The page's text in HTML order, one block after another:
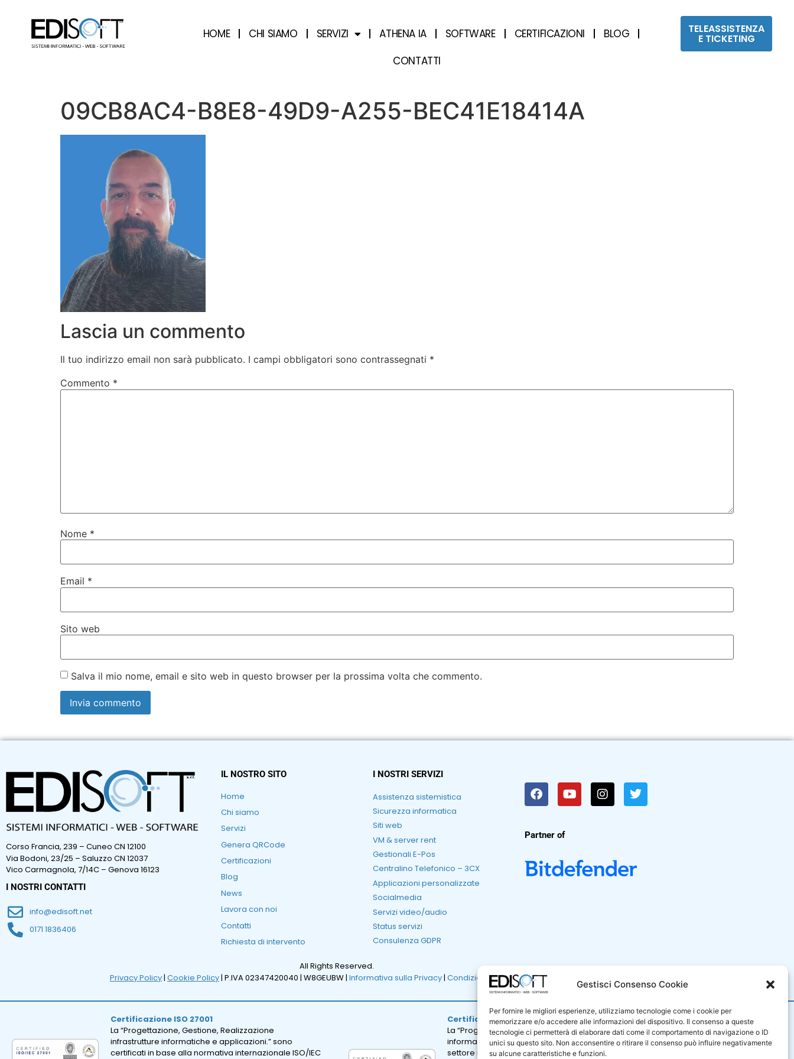
Gestisci Consenso Cookie
Per fornire le migliori esperienze, utilizziamo tecnologie come i cookie per
memorizzare e/o accedere alle informazioni del dispositivo. Il consenso a queste
tecnologie ci permetterà di elaborare dati come il comportamento di navigazione o ID
unici su questo sito. Non acconsentire o ritirare il consenso può influire negativamente
su alcune caratteristiche e funzioni.
HOME CHI SIAMO SERVIZI ATHENA IA SOFTWARE CERTIFICAZIONI
BLOG
CONTATTI
TELEASSISTENZA
E TICKETING
09CB8AC4-B8E8-49D9-A255-BEC41E18414A
Lascia un commento
Il tuo indirizzo email non sarà pubblicato. I campi obbligatori sono contrassegnati *
Commento *
Nome *
Email *
Sito web
Salva il mio nome, email e sito web in questo browser per la prossima volta che commento.
Corso Francia, 239 – Cuneo CN 12100
Via Bodoni, 23/25 – Saluzzo CN 12037
Vico Carmagnola, 7/14C – Genova 16123
I NOSTRI CONTATTI
info@edisoft.net
0171 1836406
IL NOSTRO SITO
Home
Chi siamo
Servizi
Genera QRCode
Certificazioni
Blog
News
Lavora con noi
Contatti
Richiesta di intervento
I NOSTRI SERVIZI
Assistenza sistemistica
Sicurezza informatica
Siti web
VM & server rent
Gestionali E-Pos
Centralino Telefonico – 3CX
Applicazioni personalizzate
Socialmedia
Servizi video/audio
Status servizi
Consulenza GDPR
Partner of
All Rights Reserved.
Privacy Policy| Cookie Policy| P.IVA 02347420040 | W8GEUBW | Informativa sulla Privacy| Condizioni Generali di Vendita
Certificazione ISO 27001
La “Progettazione, Gestione, Realizzazione
infrastrutture informatiche e applicazioni.” sono
certificati in base alla normativa internazionale ISO/IEC
Certificazione ISO 9001
La “Progettazione e sviluppo di sistemi e prodotti
informatici; erogazione di servizi professionali nel
settore informatico.” sono certificati in base alla